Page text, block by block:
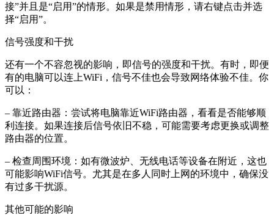
接”并且是“启用”的情形。如果是禁用情形，请右键点击并选
择“启用”。
信号强度和干扰
还有一个不容忽视的影响，即信号的强度和干扰。有时，即便
有的电脑可以连上WiFi，信号不佳也会导致网络体验不佳。你
可以：
– 靠近路由器：尝试将电脑靠近WiFi路由器，看看是否能够顺
利连接。如果连接后信号依旧不稳，可能需要考虑更换或调整
路由器的位置。
– 检查周围环境：如有微波炉、无线电话等设备在附近，这也
可能影响WiFi信号。尤其是在多人同时上网的环境中，确保没
有过多干扰源。
其他可能的影响